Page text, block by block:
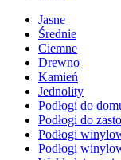
Jasne
Średnie
Ciemne
Drewno
Kamień
Jednolity
Podłogi do
Podłogi do
Podłogi
Podłogi